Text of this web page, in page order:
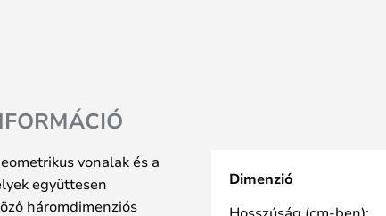
vonalak és a
együttesen
háromdimenziós
Dimenzió
Hosszúság (cm-ben):